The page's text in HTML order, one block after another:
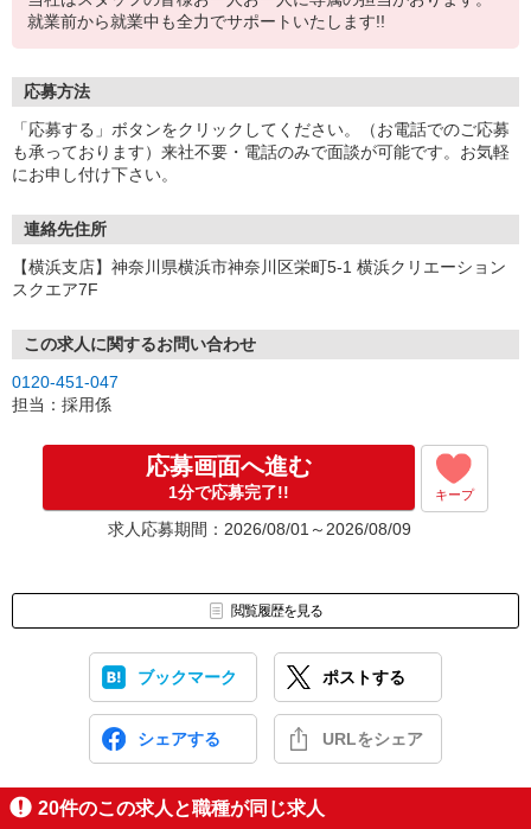
就業前から就業中も全力でサポートいたします!!
応募方法
「応募する」ボタンをクリックしてください。（お電話でのご応募
も承っております）来社不要・電話のみで面談が可能です。お気軽
にお申し付け下さい。
連絡先住所
【横浜支店】神奈川県横浜市神奈川区栄町5-1 横浜クリエーション
スクエア7F
この求人に関するお問い合わせ
0120-451-047
担当：採用係
応募画面へ進む
1分で応募完了!! キープ
求人応募期間：2026/08/01～2026/08/09
閲覧履歴を見る
ブックマーク ポストする
シェアする URLをシェア
20件のこの求人と職種が同じ求人